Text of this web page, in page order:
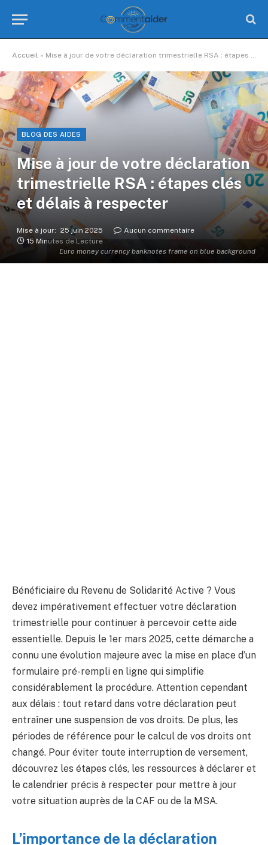
Accueil » Mise à jour de votre déclaration trimestrielle RSA : étapes clés et délais à respecter
Euro money currency banknotes frame on blue background
BLOG DES AIDES
Mise à jour de votre déclaration
trimestrielle RSA : étapes clés
et délais à respecter
Mise à jour: 25 juin 2025
Aucun commentaire
15 Minutes de Lecture
Bénéficiaire du Revenu de Solidarité Active ? Vous
devez impérativement effectuer votre déclaration
trimestrielle pour continuer à percevoir cette aide
essentielle. Depuis le 1er mars 2025, cette démarche a
connu une évolution majeure avec la mise en place d’un
formulaire pré-rempli en ligne qui simplifie
considérablement la procédure. Attention cependant
aux délais : tout retard dans votre déclaration peut
entraîner une suspension de vos droits. De plus, les
périodes de référence pour le calcul de vos droits ont
changé. Pour éviter toute interruption de versement,
découvrez les étapes clés, les ressources à déclarer et
le calendrier précis à respecter pour mettre à jour
votre situation auprès de la CAF ou de la MSA.
L’importance de la déclaration